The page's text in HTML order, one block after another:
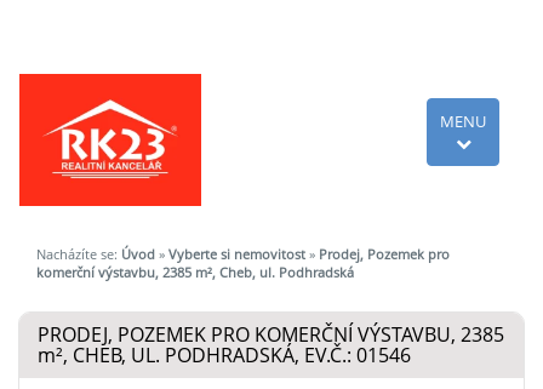
MENU
Nacházíte se: Úvod » Vyberte si nemovitost » Prodej, Pozemek pro
komerční výstavbu, 2385 m², Cheb, ul. Podhradská
PRODEJ, POZEMEK PRO KOMERČNÍ VÝSTAVBU, 2385
m², CHEB, UL. PODHRADSKÁ, EV.Č.: 01546